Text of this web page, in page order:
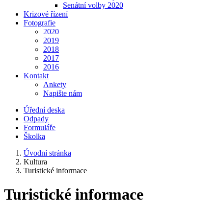
Senátní volby 2020
Krizové řízení
Fotografie
2020
2019
2018
2017
2016
Kontakt
Ankety
Napište nám
Úřední deska
Odpady
Formuláře
Školka
Úvodní stránka
Kultura
Turistické informace
Turistické informace